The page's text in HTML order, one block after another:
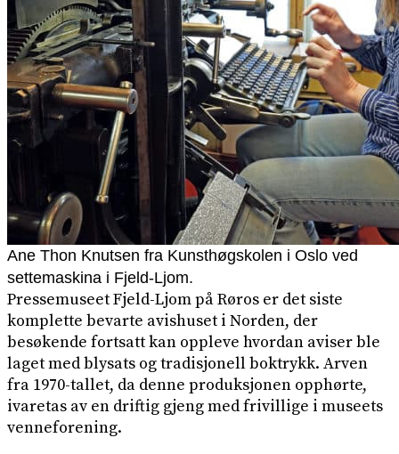
Ane Thon Knutsen fra Kunsthøgskolen i Oslo ved
settemaskina i Fjeld-Ljom.
Pressemuseet Fjeld-Ljom på Røros er det siste
komplette bevarte avishuset i Norden, der
besøkende fortsatt kan oppleve hvordan aviser ble
laget med blysats og tradisjonell boktrykk. Arven
fra 1970-tallet, da denne produksjonen opphørte,
ivaretas av en driftig gjeng med frivillige i museets
venneforening.